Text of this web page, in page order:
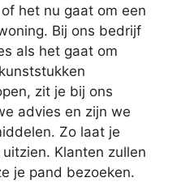
het nu gaat om een
Bij ons bedrijf
als het gaat om
zit je bij ons
advies en zijn we
Zo laat je
Klanten zullen
je pand bezoeken.